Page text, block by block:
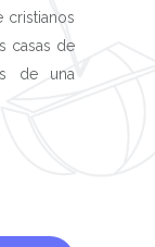
cristianos
casas de
de una